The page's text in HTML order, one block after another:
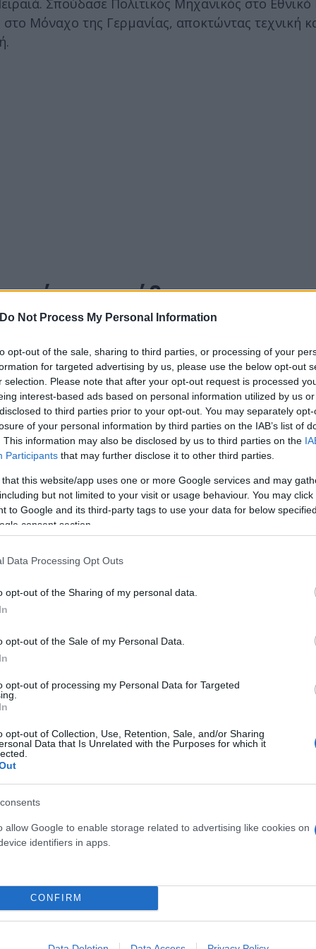
Do Not Process My Personal Information
opt-out of the sale, sharing to third parties, or processing of your
for targeted advertising by us, please use the below opt-out
selection. Please note that after your opt-out request is processed
interest-based ads based on personal information utilized by us
to third parties prior to your opt-out. You may separately
of your personal information by third parties on the IAB’s list of
This information may also be disclosed by us to third parties on the
Participants that may further disclose it to other third parties.
that this website/app uses one or more Google services and may
but not limited to your visit or usage behaviour. You may
to Google and its third-party tags to use your data for below
consent section.
Data Processing Opt Outs
opt-out of the Sharing of my personal data.
opt-out of the Sale of my Personal Data.
opt-out of processing my Personal Data for Targeted
opt-out of Collection, Use, Retention, Sale, and/or Sharing
Data that Is Unrelated with the Purposes for which it
allow Google to enable storage related to advertising like cookies on
identifiers in apps.
CONFIRM
Σπούδασε Πολιτικός Μηχανικός στο
Μόναχο της Γερμανίας, αποκτώντας τεχνική
προσπάθειες
ωστόσο αποχώρησε λίγα χρόνια αργότερα
το 1986 για τον Δήμο Αθηναίων, χωρίς εκλογική
στην Ελλάδα, τους «Ελεύθερους», εμπνευσμένος
δεν εγκατέλειψε την πολιτική παρουσία του.